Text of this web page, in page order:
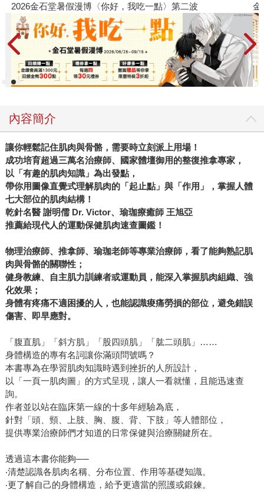
2026金石堂暑假漫博〈你好，我吃一點〉第二波 金
內容簡介
讓你輕鬆記住肌肉與骨骼，需要時立刻派上用場！
成功培育超過三萬名治療師、國家體壇御用的整復推拿專家，
以「有趣的肌肉知識」為出發點，
帶你用圖像直覺式理解肌肉的「起止點」與「作用」，掌握人體
七大部位的肌肉結構！
乾針名醫 謝明儒 Dr. Victor、瑜珈療癒師 王旭亞
推薦給現代人的運動保健肌肉速查圖鑑！
物理治療師、推拿師、瑜珈老師等專業治療師，看了能夠熟記肌
肉與骨骼的關聯性；
健身教練、自主肌力訓練者或運動員，能深入掌握肌肉組織、強
化效果；
身體有疼痛不適困擾的人，也能認識痠痛勞損的部位，避免錯誤
傷害、即早應對。
「腹直肌」「斜方肌」「股四頭肌」「肱二頭肌」……
身體構造的專有名詞讓你滿頭問號嗎？
本書專為在學習肌肉知識時遇到挫折的人所設計，
以「一頁一肌肉圖」的方式呈現，讓人一看就懂，且能迅速查
詢。
作者並以站在臨床第一線的十多年經驗為底，
針對「頭、頸、上肢、胸、腹、背、下肢」等人體部位，
提供專業治療師們才知道的日常保健與治療關鍵所在。
透過這本書你能夠──
‧清楚認識各肌肉名稱、分布位置、作用等基礎知識。
‧更了解自己的身體構造，給予更適當的照護或鍛鍊。